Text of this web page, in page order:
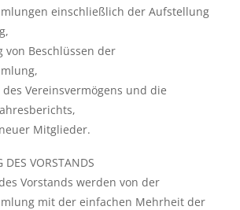
einschließlich der Aufstellung
von Beschlüssen der
Vereinsvermögens und die
Mitglieder.
DES VORSTANDS
Vorstands werden von der
mit der einfachen Mehrheit der